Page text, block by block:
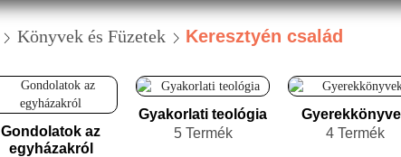
Könyvek és Füzetek Keresztyén család
Gondolatok az
egyházakról
Gyakorlati teológia
5 Termék
4 Termék